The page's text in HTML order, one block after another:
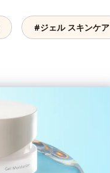
#ジェル スキンケア